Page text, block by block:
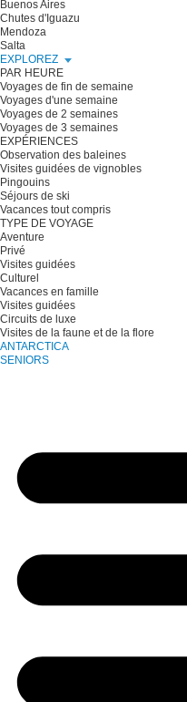
Buenos Aires
Chutes d'Iguazu
Mendoza
Salta
EXPLOREZ
PAR HEURE
Voyages de fin de semaine
Voyages d'une semaine
Voyages de 2 semaines
Voyages de 3 semaines
EXPÉRIENCES
Observation des baleines
Visites guidées de vignobles
Pingouins
Séjours de ski
Vacances tout compris
TYPE DE VOYAGE
Aventure
Privé
Visites guidées
Culturel
Vacances en famille
Visites guidées
Circuits de luxe
Visites de la faune et de la flore
ANTARCTICA
SENIORS